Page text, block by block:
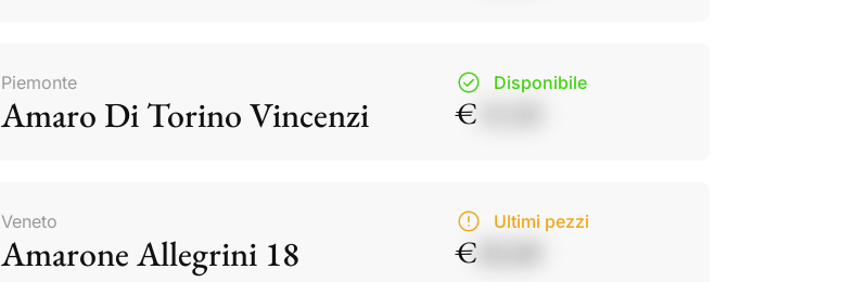
Piemonte
Amaro Di Torino Vincenzi
Disponibile
€
Veneto
Amarone Allegrini 18
Ultimi pezzi
€